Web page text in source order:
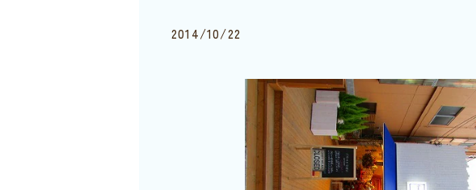
2014/10/22